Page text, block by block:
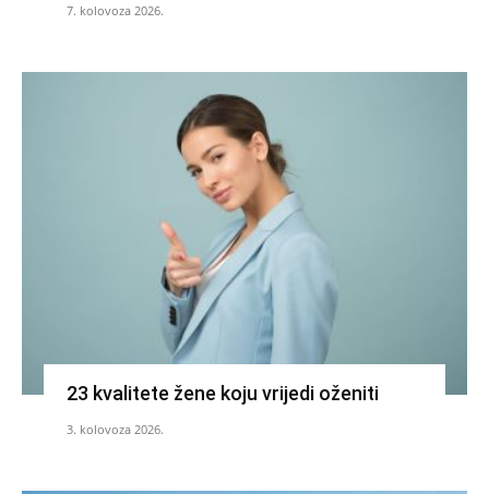
7. kolovoza 2026.
23 kvalitete žene koju vrijedi oženiti
3. kolovoza 2026.